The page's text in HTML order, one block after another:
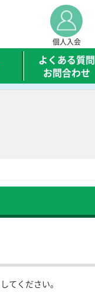
個人入会
よくある質問
お問合わせ
てください。